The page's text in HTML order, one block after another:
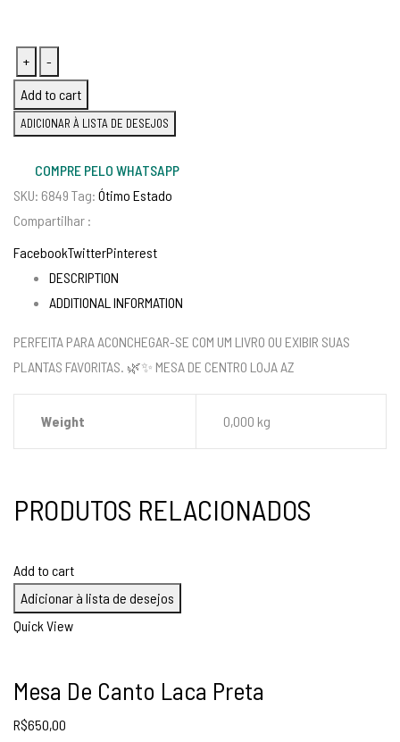
+
de
centro
loja
-
Add to cart
ADICIONAR À LISTA DE DESEJOS
COMPRE PELO WHATSAPP
SKU: 6849 Tag: Ótimo Estado
Compartilhar :
FacebookTwitterPinterest
DESCRIPTION
ADDITIONAL INFORMATION
PERFEITA PARA ACONCHEGAR-SE COM UM LIVRO OU EXIBIR SUAS
PLANTAS FAVORITAS. 🌿✨ MESA DE CENTRO LOJA AZ
Weight 0,000 kg
PRODUTOS RELACIONADOS
Add to cart
Adicionar à lista de desejos
Quick View
Mesa De Canto Laca Preta
R$650,00